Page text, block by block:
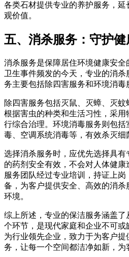
各类石材提供专业的养护服务，
观价值。
五、消杀服务：守护
消杀服务是保障居住环境健康安
卫生事件频发的今天，专业的消
务主要包括除四害服务和环境消毒
除四害服务包括灭鼠、灭蟑、灭
根据害虫的种类和生活习性，采
行综合治理。环境消毒服务则包
毒、空调系统消毒等，有效杀灭细
选择消杀服务时，应优先选择具有
的药剂安全有效，不会对人体健
服务团队经过专业培训，持证上
备，为客户提供安全、高效的消
环境。
综上所述，专业的保洁服务涵盖
个环节，是现代家庭和企业不可
为行业领先企业，致力于为客户
务，让每一个空间都洁净如新，为